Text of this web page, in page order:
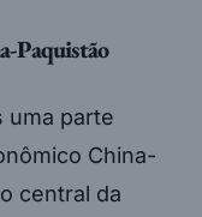
Paquistão
uma parte
China-
central da